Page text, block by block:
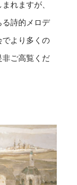
れますが、
る詩的メロデ
でより多くの
非ご高覧くだ